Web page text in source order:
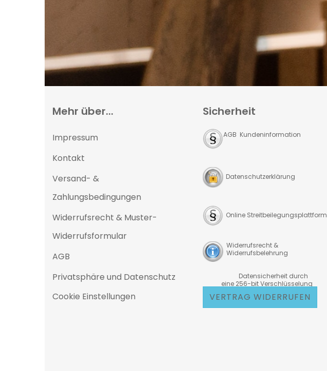
Mehr über...
Impressum
Kontakt
Versand- &
Zahlungsbedingungen
Widerrufsrecht & Muster-
Widerrufsformular
AGB
Privatsphäre und Datenschutz
Cookie Einstellungen
Sicherheit
AGB Kundeninformation
Datenschutzerklärung
Online Streitbeilegungsplattform
Widerrufsrecht &
Widerrufsbelehrung
Datensicherheit durch
eine 256-bit Verschlüsselung
VERTRAG WIDERRUFEN